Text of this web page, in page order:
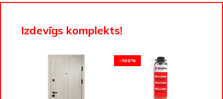
Izdevīgs komplekts!
-100%